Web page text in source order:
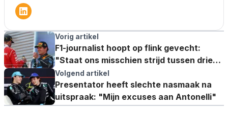
Vorig artikel
F1-journalist hoopt op flink gevecht:
"Staat ons misschien strijd tussen drie
teams te wachten"
Volgend artikel
Presentator heeft slechte nasmaak na
uitspraak: "Mijn excuses aan Antonelli"